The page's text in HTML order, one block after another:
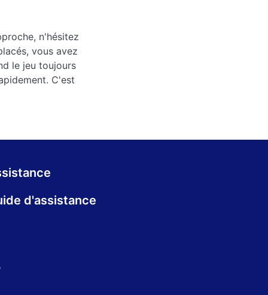
n'hésitez
vous avez
le jeu toujours
C'est
d'assistance